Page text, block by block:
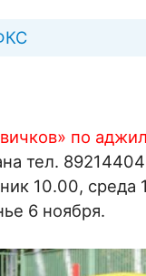
по
тел.
10.00, среда
6 ноября.